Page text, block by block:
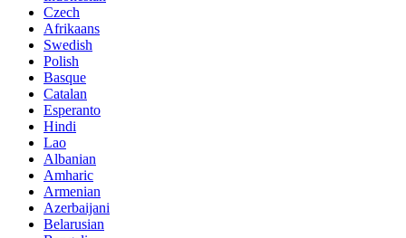
Czech
Afrikaans
Swedish
Polish
Basque
Catalan
Esperanto
Hindi
Lao
Albanian
Amharic
Armenian
Azerbaijani
Belarusian